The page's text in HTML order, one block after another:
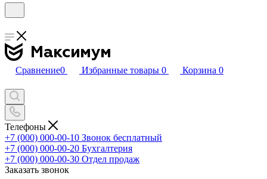
Сравнение0 Избранные товары 0 Корзина 0
Телефоны
+7 (000) 000-00-10 Звонок бесплатный
+7 (000) 000-00-20 Бухгалтерия
+7 (000) 000-00-30 Отдел продаж
Заказать звонок